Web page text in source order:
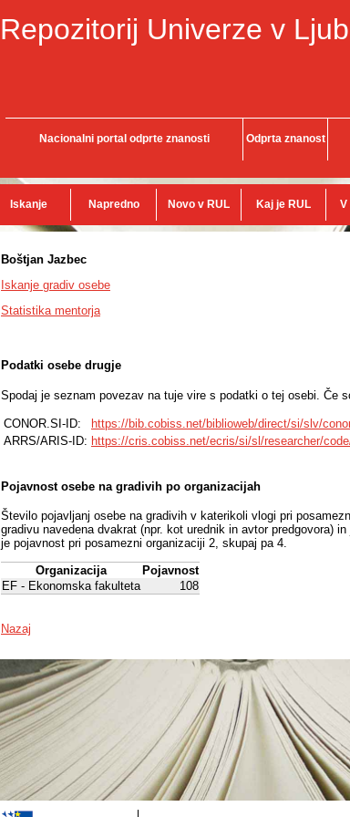
Repozitorij Univerze v
Nacionalni portal odprte znanosti Odprta znanost
Iskanje Napredno Novo v RUL Kaj je RUL V
Boštjan Jazbec
Iskanje gradiv osebe
Statistika mentorja
Podatki osebe drugje
Spodaj je seznam povezav na tuje vire s podatki o tej osebi. Če
CONOR.SI-ID:
https://bib.cobiss.net/biblioweb/direct/si/slv/
ARRS/ARIS-ID: https://cris.cobiss.net/ecris/si/sl/researcher/
Pojavnost osebe na gradivih po organizacijah
Število pojavljanj osebe na gradivih v katerikoli vlogi pri
gradivu navedena dvakrat (npr. kot urednik in avtor predgovora)
je pojavnost pri posamezni organizaciji 2, skupaj pa 4.
Organizacija
Pojavnost
EF - Ekonomska fakulteta
108
Nazaj